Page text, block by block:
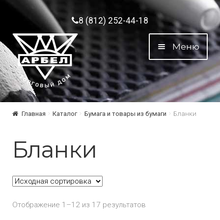
Перейти к навигации
Перейти к содержимому8 (812) 252-44-18
Меню
Главная Каталог Бумага и товары из бумаги Бланки
Бланки
Отображение 1–12 из 17 результатов